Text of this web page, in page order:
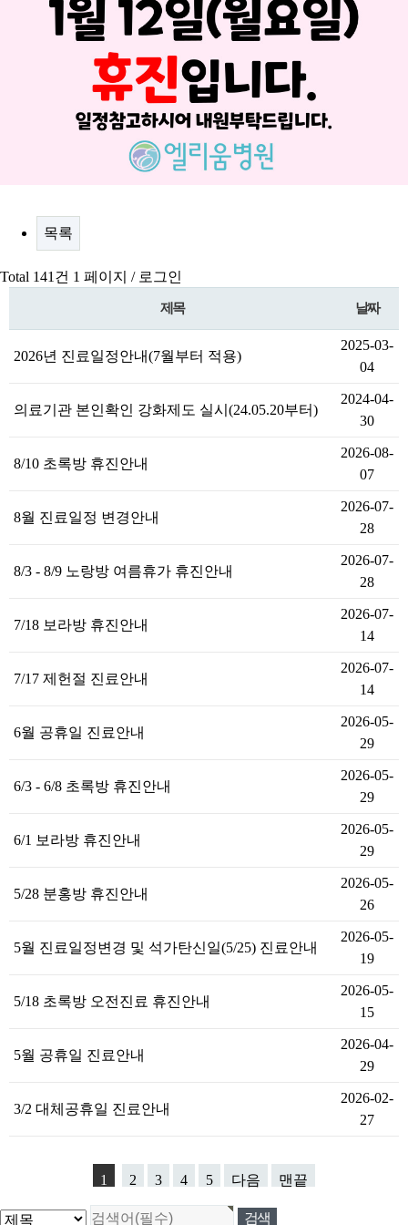
목록
Total 141건 1 페이지 / 로그인
제목
날짜
2026년 진료일정안내(7월부터 적용)
2025-03-
04
의료기관 본인확인 강화제도 실시(24.05.20부터)
2024-04-
30
8/10 초록방 휴진안내
2026-08-
07
8월 진료일정 변경안내
2026-07-
28
8/3 - 8/9 노랑방 여름휴가 휴진안내
2026-07-
28
7/18 보라방 휴진안내
2026-07-
14
7/17 제헌절 진료안내
2026-07-
14
6월 공휴일 진료안내
2026-05-
29
6/3 - 6/8 초록방 휴진안내
2026-05-
29
6/1 보라방 휴진안내
2026-05-
29
5/28 분홍방 휴진안내
2026-05-
26
5월 진료일정변경 및 석가탄신일(5/25) 진료안내
2026-05-
19
5/18 초록방 오전진료 휴진안내
2026-05-
15
5월 공휴일 진료안내
2026-04-
29
3/2 대체공휴일 진료안내
2026-02-
27
1 2 3 4 5 다음 맨끝